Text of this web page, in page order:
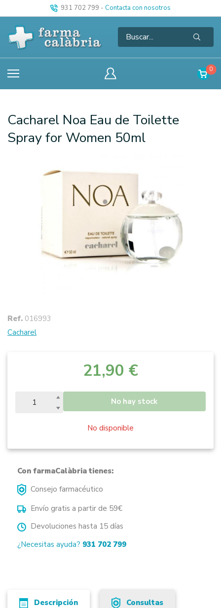
931 702 799 - Contacta con nosotros
0
Cacharel Noa Eau de Toilette
Spray for Women 50ml
Ref. 016993
Cacharel
21,90 €
No hay stock
No disponible
Con farmaCalàbria tienes:
Consejo farmacéutico
Envío gratis a partir de 59€
Devoluciones hasta 15 días
¿Necesitas ayuda? 931 702 799
Descripción Consultas